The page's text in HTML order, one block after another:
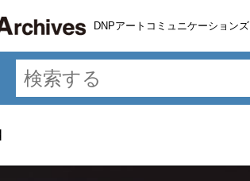
DNPアートコミュニケーションズ